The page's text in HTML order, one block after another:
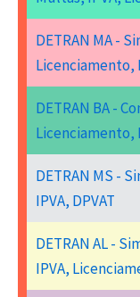
DETRAN MA -
Licenciamento,
DETRAN BA -
Licenciamento,
DETRAN MS -
IPVA, DPVAT
DETRAN AL -
IPVA,